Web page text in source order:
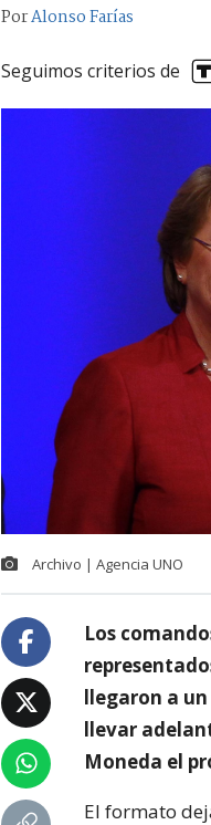
PorAlonso Farías
Seguimos criterios de
Archivo | Agencia UNO
Los
llegaron a
llevar
Moneda el
El formato